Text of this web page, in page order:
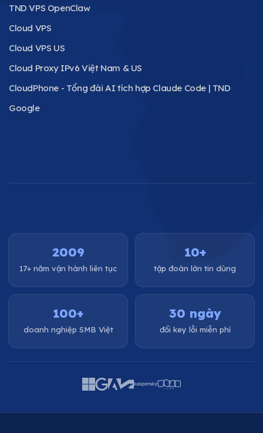
TND VPS OpenClaw
Cloud VPS
Cloud VPS US
Cloud Proxy IPv6 Việt Nam & US
CloudPhone - Tổng đài AI tích hợp Claude Code | TND
Google
2009
17+ năm vận hành liên tục
10+
tập đoàn lớn tin dùng
100+
doanh nghiệp SMB Việt
30 ngày
đổi key lỗi miễn phí